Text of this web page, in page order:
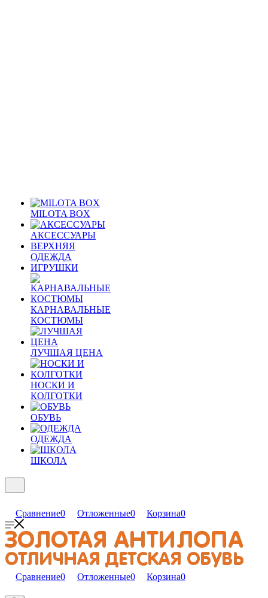
MILOTA BOX
АКСЕССУАРЫ
ВЕРХНЯЯ
ОДЕЖДА
ИГРУШКИ
КАРНАВАЛЬНЫЕ
КОСТЮМЫ
ЛУЧШАЯ ЦЕНА
НОСКИ И
КОЛГОТКИ
ОБУВЬ
ОДЕЖДА
ШКОЛА
Сравнение0 Отложенные0 Корзина0
Сравнение0 Отложенные0 Корзина0